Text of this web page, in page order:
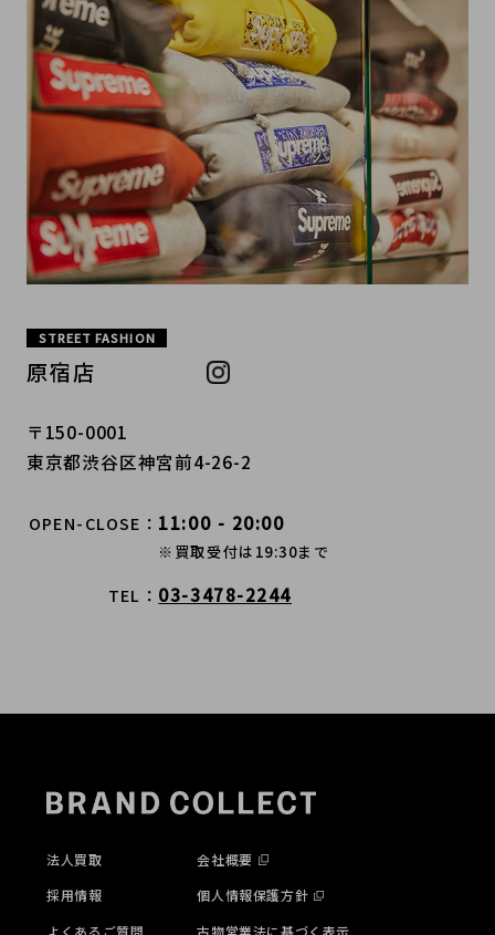
STREET FASHION
原宿店
〒150-0001
東京都渋谷区神宮前4-26-2
OPEN-CLOSE 11:00 - 20:00
※買取受付は19:30まで
TEL 03-3478-2244
法人買取
採用情報
よくあるご質問
会社概要
個人情報保護方針
古物営業法に基づく表示